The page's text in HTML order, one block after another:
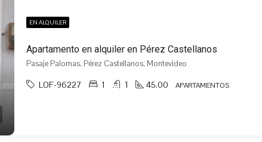
EN ALQUILER
Apartamento en alquiler en Pérez Castellanos
Pasaje Palomas, Pérez Castellanos, Montevideo
LOF-96227 1 1 45.00 APARTAMENTOS